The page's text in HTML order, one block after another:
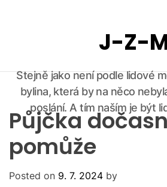
J-Z-
Stejně jako není podle lidové
bylina, která by na něco
poslání. A tím naším je být
Půjčka
pomůže
Posted on 9. 7. 2024 by